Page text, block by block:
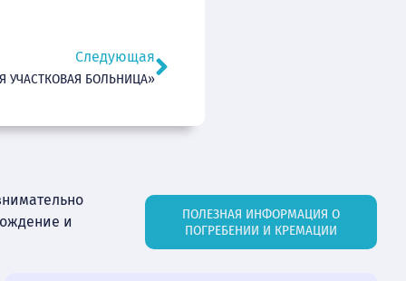
Следующая
УЧАСТКОВАЯ БОЛЬНИЦА»
и
ПОЛЕЗНАЯ ИНФОРМАЦИЯ О
ПОГРЕБЕНИИ И КРЕМАЦИИ